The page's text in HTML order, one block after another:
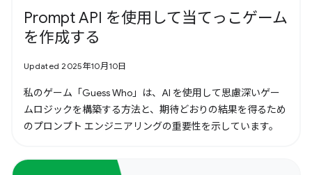
Prompt API を使用して当てっこゲーム
を作成する
Updated 2025年10月10日
私のゲーム「Guess Who」は、AI を使用して思慮深いゲー
ムロジックを構築する方法と、期待どおりの結果を得るため
のプロンプト エンジニアリングの重要性を示しています。